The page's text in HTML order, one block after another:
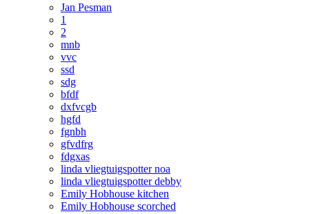
Jan Pesman
1
2
mnb
vvc
ssd
sdg
bfdf
dxfvcgb
hgfd
fgnbh
gfvdfrg
fdgxas
linda vliegtuigspotter noa
linda vliegtuigspotter debby
Emily Hobhouse kitchen
Emily Hobhouse scorched